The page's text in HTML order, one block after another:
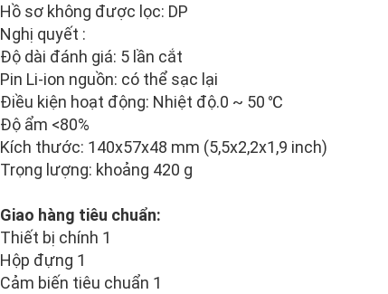
Hồ sơ không được lọc: DP
Nghị quyết :
Độ dài đánh giá: 5 lần cắt
Pin Li-ion nguồn: có thể sạc lại
Điều kiện hoạt động: Nhiệt độ.0 ~ 50 ℃
Độ ẩm <80%
Kích thước: 140x57x48 mm (5,5x2,2x1,9 inch)
Trọng lượng: khoảng 420 g
Giao hàng tiêu chuẩn:
Thiết bị chính 1
Hộp đựng 1
Cảm biến tiêu chuẩn 1